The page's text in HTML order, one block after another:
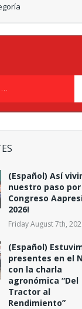
(Español) Así
nuestro paso
Congreso
2026!
Friday August 7th,
(Español)
presentes en el
con la charla
agronómica “Del
Tractor al
Rendimiento”